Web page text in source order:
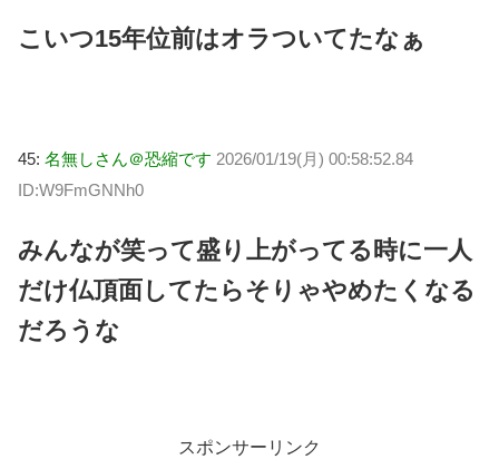
こいつ15年位前はオラついてたなぁ
45: 名無しさん＠恐縮です 2026/01/19(月) 00:58:52.84
ID:W9FmGNNh0
みんなが笑って盛り上がってる時に一人
だけ仏頂面してたらそりゃやめたくなる
だろうな
スポンサーリンク